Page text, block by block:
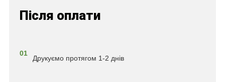
Після оплати
01
Друкуємо протягом 1-2 днів